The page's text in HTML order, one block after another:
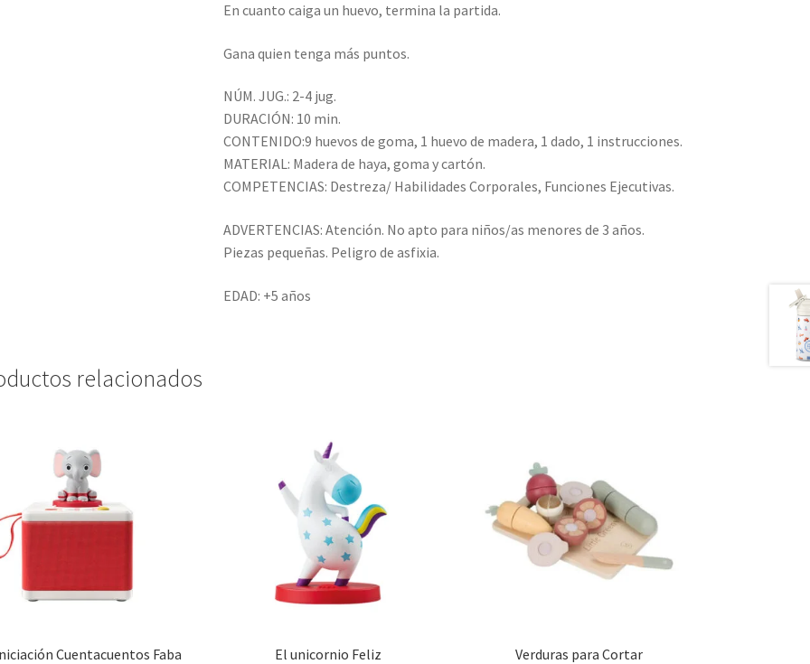
En cuanto caiga un huevo, termina la partida.
Gana quien tenga más puntos.
NÚM. JUG.: 2-4 jug.
DURACIÓN: 10 min.
CONTENIDO:9 huevos de goma, 1 huevo de madera, 1 dado, 1 instrucciones.
MATERIAL: Madera de haya, goma y cartón.
COMPETENCIAS: Destreza/ Habilidades Corporales, Funciones Ejecutivas.
ADVERTENCIAS: Atención. No apto para niños/as menores de 3 años.
Piezas pequeñas. Peligro de asfixia.
EDAD: +5 años
relacionados
Cuentacuentos Faba El unicornio Feliz Verduras para Cortar